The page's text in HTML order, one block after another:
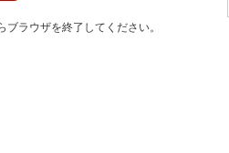
ラウザを終了してください。